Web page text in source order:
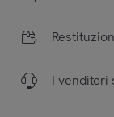
I venditori